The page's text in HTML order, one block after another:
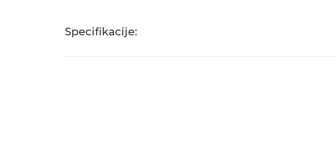
Specifikacije: